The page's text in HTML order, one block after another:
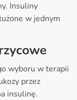
Insuliny
w jednym
wyboru w terapii
przez
insulinę.